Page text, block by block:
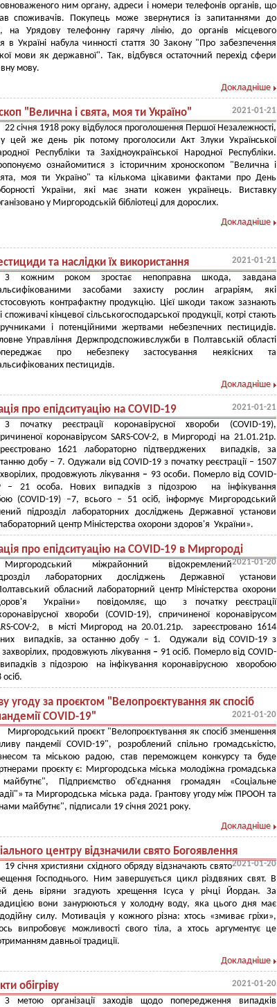
ним органу, адреси і номери телефонів органів, що
споживачів. Покупець може звернутися із запитаннями до
на Урядову телефонну гарячу лінію, до органів місцевого
в Україні набула чинності стаття 30 Закону "Про забезпечення
мови як державної". Так, відбувся остаточний перехід сфери
мову.
Докладніше
"Велична і свята, моя ти Україно" 2021-01-21
22 січня 1918 року відбулося проголошення Першої Незалежності,
цей же день рік потому проголосили Акт Злуки Української
Республіки та Західноукраїнської Народної Республіки.
ознайомитися з історичним хроноскопом "Велична і
моя ти Україно" та кількома цікавими фактами про День
України, які має знати кожен українець. Виставку
у Миргородській бібліотеці для дорослих.
Докладніше
та наслідки їх використання 2021-01-21
З кожним роком зростає непоправна шкода, завдана
засобами захисту рослин аграріям, які
контрафактну продукцію. Цієї шкоди також зазнають
споживачі кінцевої сільськогосподарської продукції, котрі стають
і потенційними жертвами небезпечних пестицидів.
Управління Держпродспоживслужби в Полтавській області
про небезпеку застосування неякісних та
пестицидів.
Докладніше
про епідситуацію на COVID-19 2021-01-21
З початку реєстрації коронавірусної хвороби (COVID-19),
коронавірусом SARS-COV-2, в Миргороді на 21.01.21р.
1621 лабораторно підтверджених випадків, за
добу – 7. Одужали від COVID-19 з початку реєстрації – 1507
продовжують лікування – 93 особи. Померло від COVID-
– 21 особа. Нових випадків з підозрою на інфікування
(COVID-19) –7, всього – 51 осіб, інформує Миргородський
підрозділ лабораторних досліджень Державної установи
центр Міністерства охорони здоров'я України».
про епідситуацію на COVID-19 в Миргороді
2021-01-20
Миргородський міжрайонний відокремлений
лабораторних досліджень Державної установи
обласний лабораторний центр Міністерства охорони
України» повідомляє, що з початку реєстрації
хвороби (COVID-19), спричиненої коронавірусом
COV-2, в місті Миргород на 20.01.21р. зареєстровано 1614
випадків, за останню добу – 1. Одужали від COVID-19 з
захворілих, продовжують лікування – 91 осіб. Померло від COVID-
з підозрою на інфікування коронавірусною хворобою
угоду за проєктом "Велопроєктування як спосіб
COVID-19"
2021-01-20
Миргородський проєкт "Велопроєктування як спосіб зменшення
пандемії COVID-19", розроблений спільно громадськістю,
та міською радою, став переможцем конкурсу та буде
проєкту є: Миргородська міська молодіжна громадська
Підприємство об'єднання громадян «Соціальне
та Миргородська міська рада. Грантову угоду між ПРООН та
майбутнє", підписали 19 січня 2021 року.
Докладніше
центру відзначили свято Богоявлення
2021-01-20
19 січня християни східного обряду відзначають свято
Господнього. Ним завершується цикл різдвяних свят. В
день віряни згадують хрещення Ісуса у річці Йордан. За
вони занурюються у холодну воду, яка цього дня має
силу. Мотивація у кожного різна: хтось «змиває гріхи»,
випробовує можливості свого тіла, а хтось аргументує це
давньої традиції.
Докладніше
обігріву 2021-01-20
З метою організації заходів щодо попередження випадків